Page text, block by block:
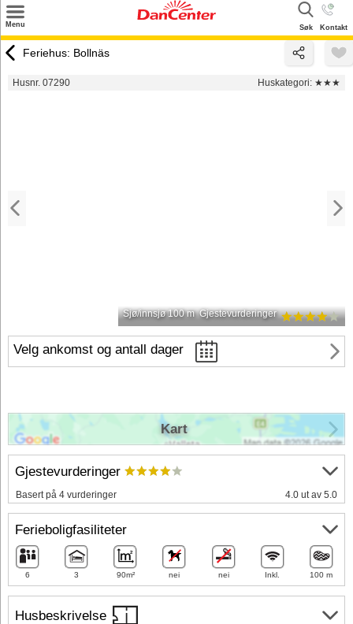
Menu Kontakt
Søk
Tilbud
Feriehus: Bollnäs
Husnr. 07290 Huskategori: ★★★
Sjø/innsjø 100 m Gjestevurderinger
Velg ankomst og antall dager
Husbeskrivelse
Gjestevurderinger
Basert på 4 vurderinger 4.0 ut av 5.0
Ferieboligfasiliteter
6 3 90m² nei nei Inkl. 100 m
Kart